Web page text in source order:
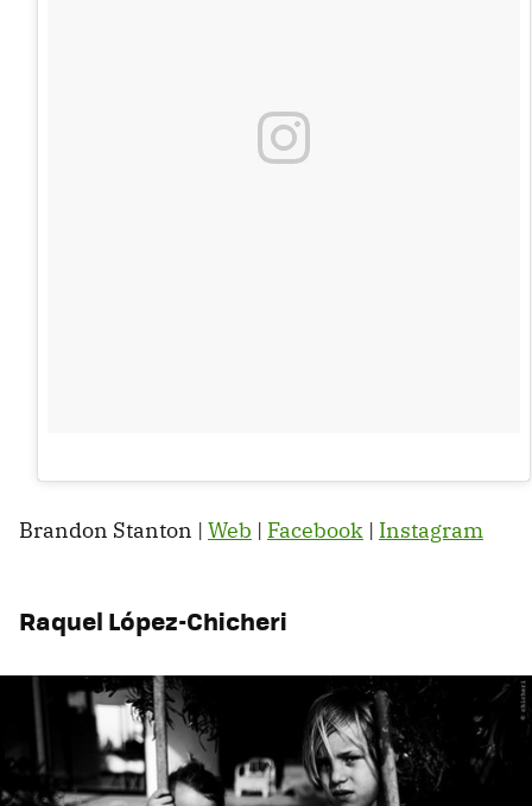
Brandon Stanton | Web | Facebook | Instagram
Raquel López-Chicheri